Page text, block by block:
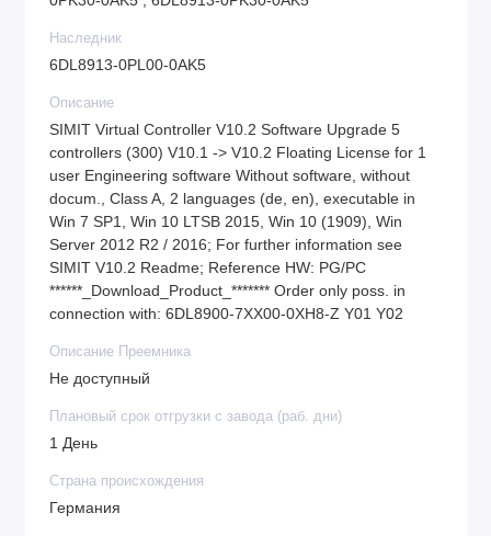
Наследник
6DL8913-0PL00-0AK5
Описание
SIMIT Virtual Controller V10.2 Software Upgrade 5
controllers (300) V10.1 -> V10.2 Floating License for 1
user Engineering software Without software, without
docum., Class A, 2 languages (de, en), executable in
Win 7 SP1, Win 10 LTSB 2015, Win 10 (1909), Win
Server 2012 R2 / 2016; For further information see
SIMIT V10.2 Readme; Reference HW: PG/PC
******_Download_Product_******* Order only poss. in
connection with: 6DL8900-7XX00-0XH8-Z Y01 Y02
Описание Преемника
Не доступный
Плановый срок отгрузки с завода (раб. дни)
1 День
Страна происхождения
Германия